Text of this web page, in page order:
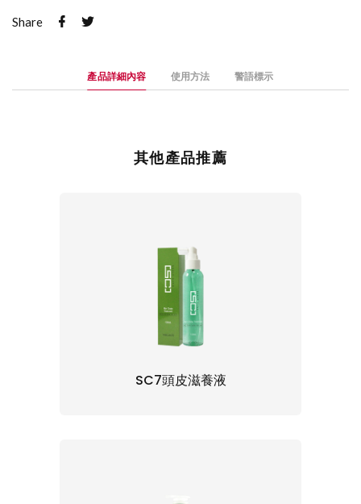
Share
產品詳細內容 使用方法 警語標示
其他產品推薦
SC7頭皮滋養液